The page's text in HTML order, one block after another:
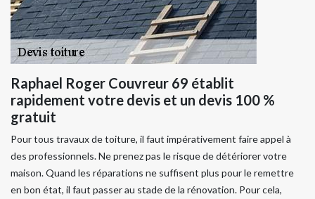
Raphael Roger Couvreur 69 établit
rapidement votre devis et un devis 100 %
gratuit
Pour tous travaux de toiture, il faut impérativement faire appel à
des professionnels. Ne prenez pas le risque de détériorer votre
maison. Quand les réparations ne suffisent plus pour le remettre
en bon état, il faut passer au stade de la rénovation. Pour cela,